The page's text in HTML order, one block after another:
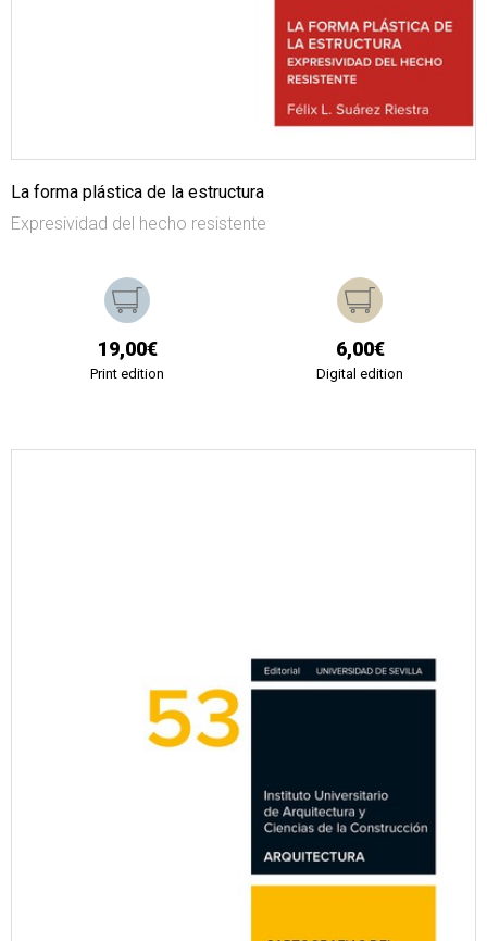
La forma plástica de la estructura
Expresividad del hecho resistente
19,00€
Print edition
6,00€
Digital edition